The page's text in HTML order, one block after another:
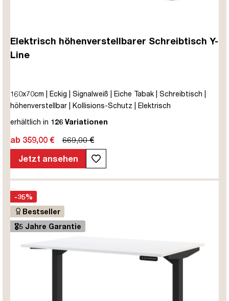
Elektrisch höhenverstellbarer Schreibtisch Y-
Line
160x70cm | Eckig | Signalweiß | Eiche Tabak | Schreibtisch |
höhenverstellbar | Kollisions-Schutz | Elektrisch
höhenverstellbar | Kindersicherung | Metall | Holz |
Herstellergarantie | unmontiert | TÜV© mobiles Arbeiten | bis
zu 80 kg | Y-Line | Steckertyp C
erhältlich in 126 Variationen
ab 359,00 €
669,00 €
Jetzt ansehen
-35%
Bestseller
🎖️5 Jahre Garantie